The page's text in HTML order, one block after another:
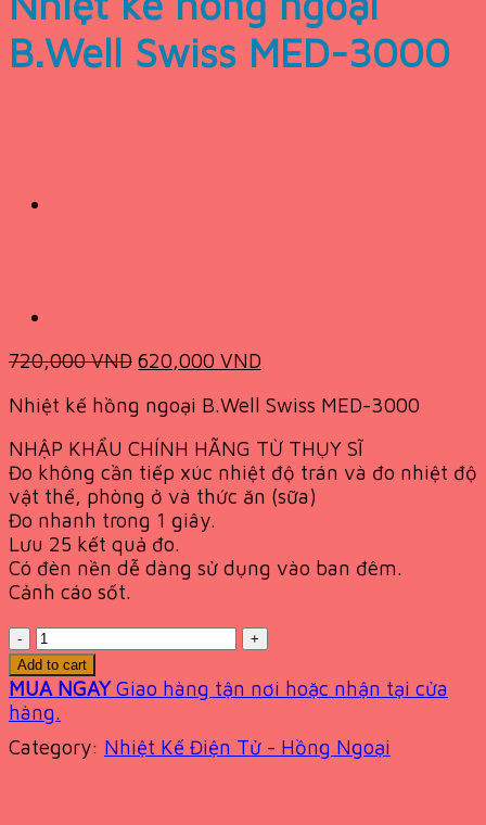
B.Well Swiss MED-3000
720,000VND Original
was:
620,000 VND
is:
Nhiệt kế hồng ngoại B.Well Swiss MED-3000
NHẬP KHẨU CHÍNH HÃNG TỪ THỤY SĨ
Đo không cần tiếp xúc nhiệt độ trán và đo nhiệt độ
vật thể, phòng ở và thức ăn (sữa)
Đo nhanh trong 1 giây.
Lưu 25 kết quả đo.
Có đèn nền dễ dàng sử dụng vào ban đêm.
Cảnh cáo sốt.
Quantity
Add to cart
MUA NGAY Giao hàng tận nơi hoặc nhận tại cửa
hàng.
Category: Nhiệt Kế Điện Tử - Hồng Ngoại